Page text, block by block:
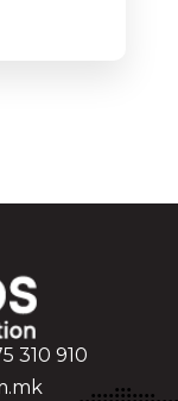
310 910